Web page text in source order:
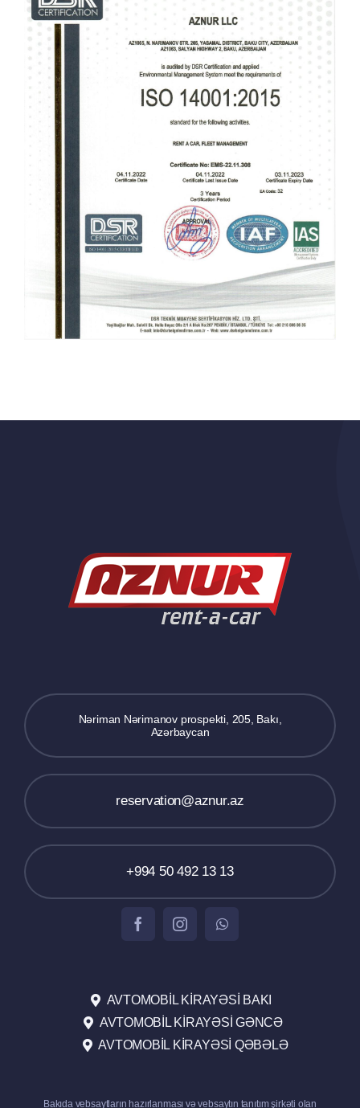
Nəriman Nərimanov prospekti, 205, Bakı,
Azərbaycan
reservation@aznur.az
+994 50 492 13 13
AVTOMOBIL KIRAYƏSI BAKI
AVTOMOBIL KIRAYƏSI GƏNCƏ
AVTOMOBIL KIRAYƏSI QƏBƏLƏ
Bakıda vebsaytların hazırlanması vəvebsaytın tanıtımşirkəti olan